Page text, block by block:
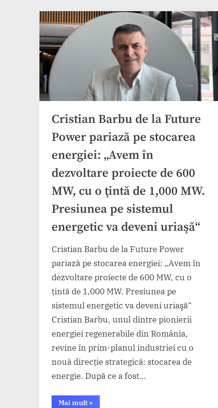
Cristian Barbu de la Future
Power pariază pe stocarea
energiei: „Avem în
dezvoltare proiecte de 600
MW, cu o ţintă de 1,000 MW.
Presiunea pe sistemul
energetic va deveni uriaşă“
Cristian Barbu de la Future Power
pariază pe stocarea energiei: „Avem în
dezvoltare proiecte de 600 MW, cu o
ţintă de 1,000 MW. Presiunea pe
sistemul energetic va deveni uriaşă“
Cristian Barbu, unul dintre pionierii
energiei regenerabile din România,
revine în prim-planul industriei cu o
nouă direcţie strategică: stocarea de
energie. După ce a fost…
Mai mult“Cristian
»